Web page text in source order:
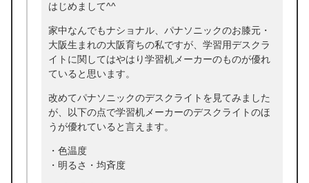
はじめまして^^
家中なんでもナショナル、パナソニックのお膝元・
大阪生まれの大阪育ちの私ですが、学習用デスクラ
イトに関してはやはり学習机メーカーのものが優れ
ていると思います。
改めてパナソニックのデスクライトを見てみました
が、以下の点で学習机メーカーのデスクライトのほ
うが優れていると言えます。
・色温度
・明るさ・均斉度